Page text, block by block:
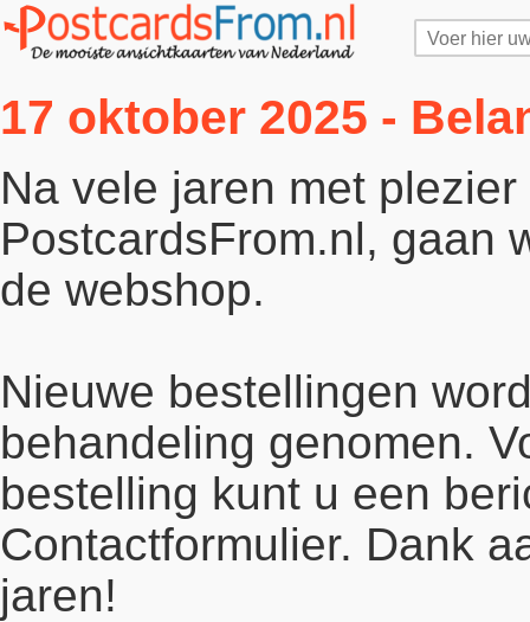
17 oktober 2025 -
Na vele jaren met
PostcardsFrom.nl, gaan
de webshop.
Nieuwe bestellingen
behandeling genomen.
bestelling kunt u een
Contactformulier. Dank
jaren!